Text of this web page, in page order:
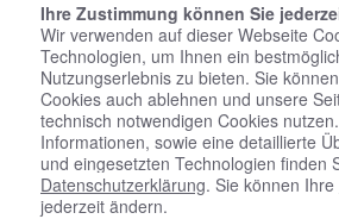
Basic-Bad 8,2 ㎡
Ihre Zustimmung können Sie
Wir verwenden auf dieser Webseite
Technologien, um Ihnen ein
Nutzungserlebnis zu bieten. Sie
Cookies auch ablehnen und unsere
technisch notwendigen Cookies
Informationen, sowie eine detaillierte
und eingesetzten Technologien finden
Datenschutzerklärung. Sie können Ihre
jederzeit ändern.